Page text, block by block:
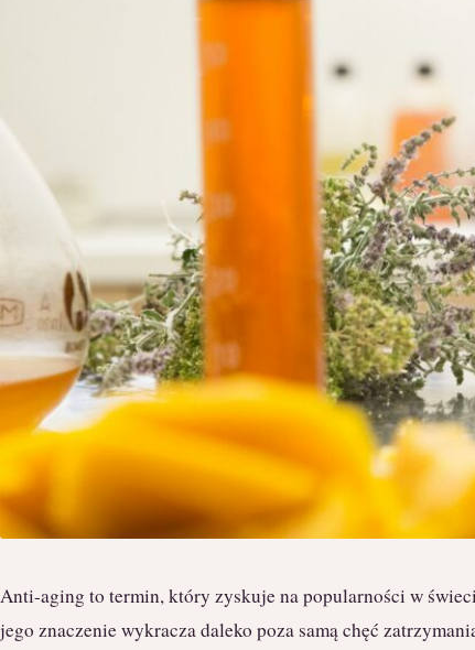
Anti-aging to termin, który zyskuje na popularności w
jego znaczenie wykracza daleko poza samą chęć